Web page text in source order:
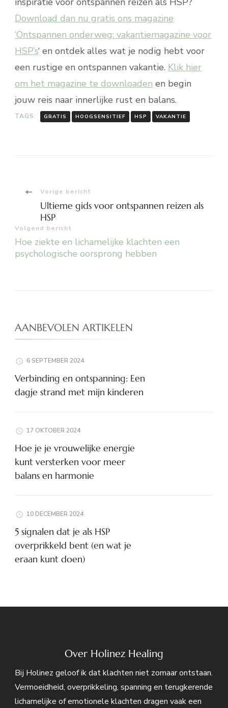
Download dan nu gratis ons magazine
‘Ontspannen onderweg: vakantiemagazine voor
HSP’s‘ en ontdek alles wat je nodig hebt voor
een rustige en ontspannen vakantie. Klik hier
om het magazine te downloaden en begin
jouw reis naar innerlijke rust en balans.
TAGS: GRATIS HOOGSENSITIEF HSP VAKANTIE
Bericht
navigatie
Vorige bericht
Ultieme gids voor ontspannen reizen als
HSP
Volgend bericht
Hoe ziekte en lichamelijke klachten een
psychologische oorsprong hebben
AANBEVOLEN ARTIKELEN
6 SEPTEMBER 2024
Verbinding en ontspanning: Een
dagje strand met mijn kinderen
17 OKTOBER 2024
Hoe je je vrouwelijke energie
kunt versterken voor meer
balans en harmonie
10 DECEMBER 2024
5 signalen dat je als HSP
overprikkeld bent (en wat je
eraan kunt doen)
Over Holinez Healing
Bij Holinez geloof ik dat klachten niet zomaar ontstaan.
Vermoeidheid, overprikkeling, spanning en terugkerende
lichamelijke of emotionele klachten dragen vaak een